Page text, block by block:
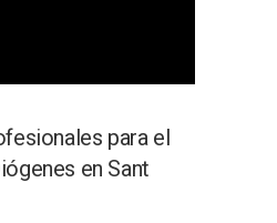
para el
en Sant